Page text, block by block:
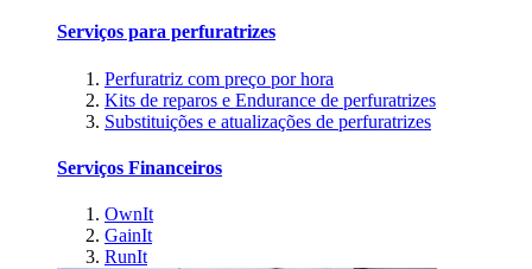
Serviços para perfuratrizes
Perfuratriz com preço por hora
Kits de reparos e Endurance de perfuratrizes
Substituições e atualizações de perfuratrizes
Serviços Financeiros
OwnIt
GainIt
RunIt